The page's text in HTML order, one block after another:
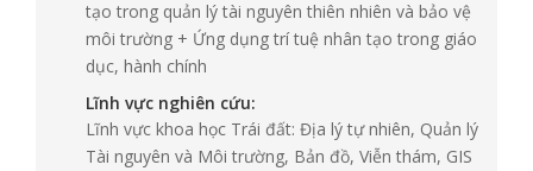
tạo trong quản lý tài nguyên thiên nhiên và bảo vệ
môi trường + Ứng dụng trí tuệ nhân tạo trong giáo
dục, hành chính
Lĩnh vực nghiên cứu:
Lĩnh vực khoa học Trái đất: Địa lý tự nhiên, Quản lý
Tài nguyên và Môi trường, Bản đồ, Viễn thám, GIS